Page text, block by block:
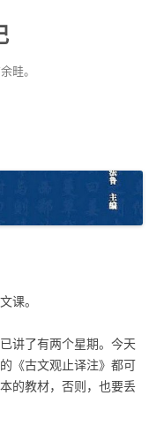
畦。
课。
讲了有两个星期。今天
《古文观止译注》都可
的教材，否则，也要丢